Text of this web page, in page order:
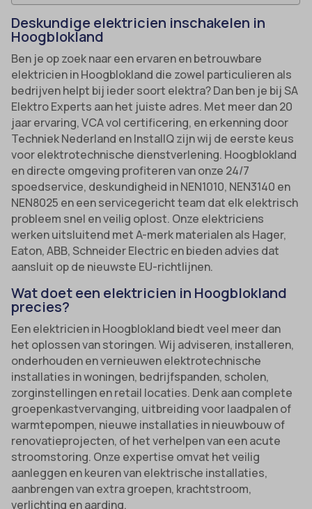
Deskundige elektricien inschakelen in
Hoogblokland
Ben je op zoek naar een ervaren en betrouwbare
elektricien in Hoogblokland die zowel particulieren als
bedrijven helpt bij ieder soort elektra? Dan ben je bij SA
Elektro Experts aan het juiste adres. Met meer dan 20
jaar ervaring, VCA vol certificering, en erkenning door
Techniek Nederland en InstallQ zijn wij de eerste keus
voor elektrotechnische dienstverlening. Hoogblokland
en directe omgeving profiteren van onze 24/7
spoedservice, deskundigheid in NEN1010, NEN3140 en
NEN8025 en een servicegericht team dat elk elektrisch
probleem snel en veilig oplost. Onze elektriciens
werken uitsluitend met A-merk materialen als Hager,
Eaton, ABB, Schneider Electric en bieden advies dat
aansluit op de nieuwste EU-richtlijnen.
Wat doet een elektricien in Hoogblokland
precies?
Een elektricien in Hoogblokland biedt veel meer dan
het oplossen van storingen. Wij adviseren, installeren,
onderhouden en vernieuwen elektrotechnische
installaties in woningen, bedrijfspanden, scholen,
zorginstellingen en retail locaties. Denk aan complete
groepenkastvervanging, uitbreiding voor laadpalen of
warmtepompen, nieuwe installaties in nieuwbouw of
renovatieprojecten, of het verhelpen van een acute
stroomstoring. Onze expertise omvat het veilig
aanleggen en keuren van elektrische installaties,
aanbrengen van extra groepen, krachtstroom,
verlichting en aarding.